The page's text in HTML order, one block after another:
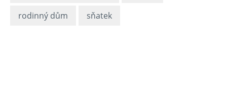
rodinný dům sňatek